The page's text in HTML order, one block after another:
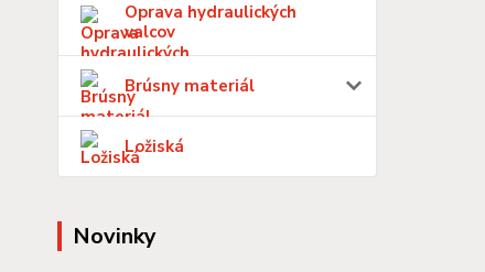
Oprava hydraulických
valcov
Brúsny materiál
Ložiská
Novinky